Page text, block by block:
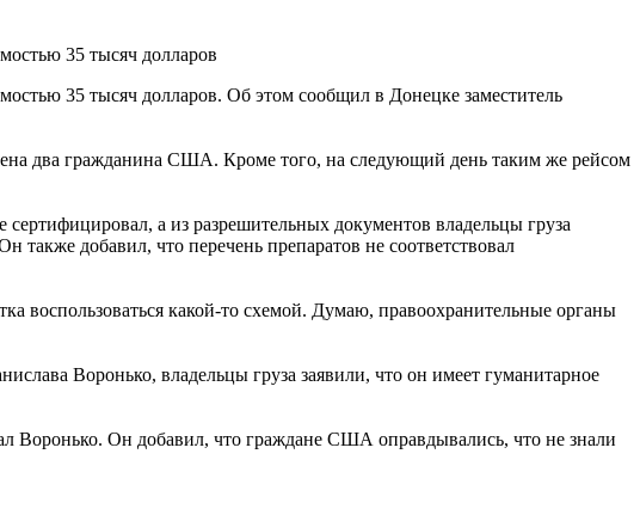
35 тысяч долларов
35 тысяч долларов. Об этом сообщил в Донецке заместитель
два гражданина США. Кроме того, на следующий день таким же рейсом
а из разрешительных документов владельцы груза
также добавил, что перечень препаратов не соответствовал
воспользоваться какой-то схемой. Думаю, правоохранительные органы
Воронько, владельцы груза заявили, что он имеет гуманитарное
Воронько. Он добавил, что граждане США оправдывались, что не знали